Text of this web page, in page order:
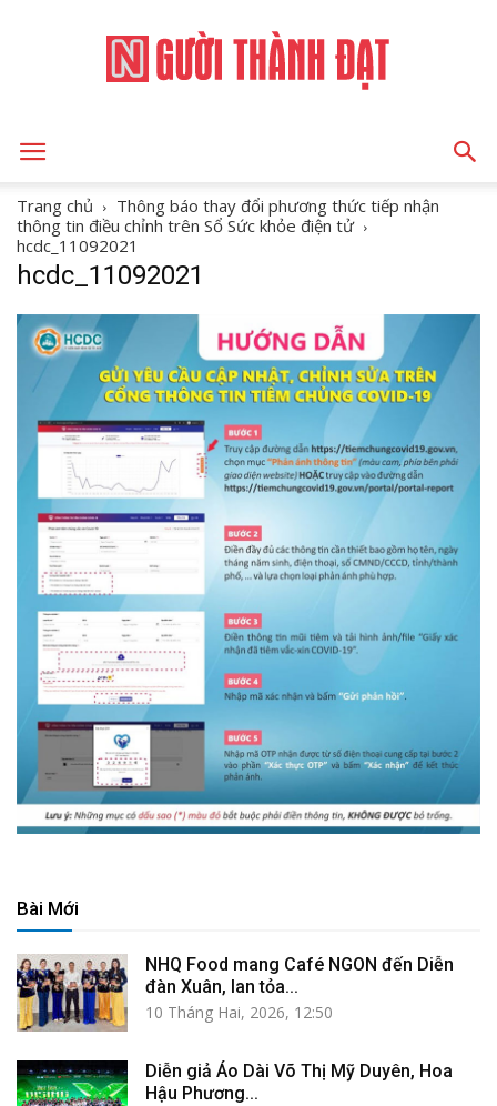
ĐẠT
Trang chủ
Thông báo thay đổi phương thức tiếp nhận
thông tin điều chỉnh trên Sổ Sức khỏe điện tử
hcdc_11092021
hcdc_11092021
Bài Mới
NHQ Food mang Café NGON đến Diễn
đàn Xuân, lan tỏa...
10 Tháng Hai, 2026, 12:50
Diễn giả Áo Dài Võ Thị Mỹ Duyên, Hoa
Hậu Phương...